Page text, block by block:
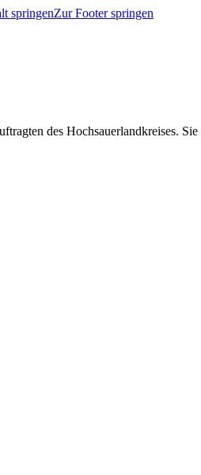
springenZur Footer springen
des Hochsauerlandkreises.